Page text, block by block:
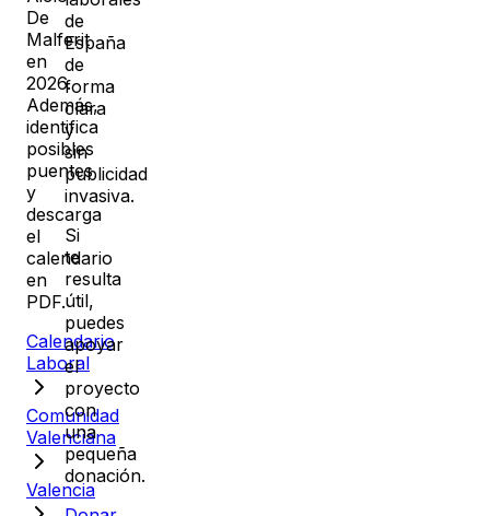
De
Malferit
en
2026.
Además,
identifica
posibles
puentes
y
descarga
el
calendario
en
PDF.
Calendario
Laboral
Comunidad
Valenciana
Valencia
de
España
de
forma
clara
y
sin
publicidad
invasiva.
Si
te
resulta
útil,
puedes
apoyar
el
proyecto
con
una
pequeña
donación.